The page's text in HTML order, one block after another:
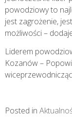
powodziowy to
jest zagrożenie,
możliwości –
Liderem
Kozanów –
Posted in